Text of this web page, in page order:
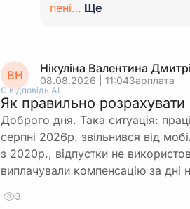
пені… Ще
ВН Нікуліна Валентина
08.08.2026 | 11:04Зарплата
Є відповідь АІ
Як правильно розрахувати
Доброго дня. Така ситуація:
серпні 2026р. звільнився від
з 2020р., відпустки не
виплачували компенсацію за дні
3